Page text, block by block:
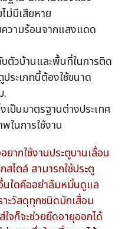
ม่มีเสียหาย
วามร้อนจากแสงแดด
ตัวบ้านและพื้นที่ในการติด
ระเภทนี้ต้องใช้ขนาด
.
ป็นมาตรฐานต่างประเทศ
ในการใช้งาน
ากใช้งานประตูบานเลื่อน
ไตล์ สามารถใช้ประตู
ใดคืออย่าลืมหมั่นดูแล
าะวัสดุทุกชนิดมักเสื่อม
จก็จะช่วยยืดอายุออกได้